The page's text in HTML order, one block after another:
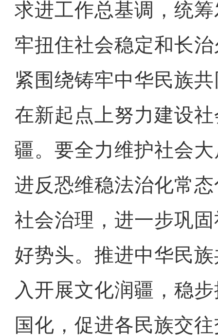
求进工作总基调，统
牢扭住社会稳定和长
紧围绕铸牢中华民族
在新起点上努力建设
疆。要全力维护社会
进反恐维稳法治化常
社会治理，进一步巩
好势头。推进中华民
入开展文化润疆，稳
国化，促进各民族交